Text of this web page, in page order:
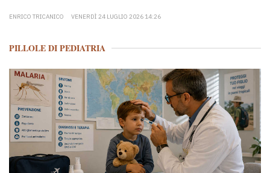
ENRICO TRICANICO VENERDÌ 24 LUGLIO 2026 14:26
PILLOLE DI PEDIATRIA